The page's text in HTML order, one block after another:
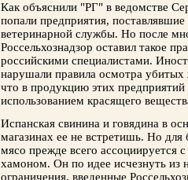
Как объяснили "РГ" в ведомстве
попали предприятия,
ветеринарной службы. Но после
Россельхознадзор оставил такое
российскими специалистами.
нарушали правила осмотра
что в продукцию этих
использованием красящего
Испанская свинина и говядина в
магазинах ее не встретишь. Но для
мясо прежде всего ассоциируется
хамоном. Он по идее исчезнуть из
ограничения, введенные